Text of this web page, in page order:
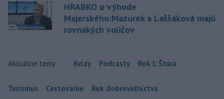
HRABKO o výhode
Majerského:Mazurek a Laššáková majú
rovnakých voličov
Aktuálne témy: Kvízy Podcasty Rok Ľ.Štúra
Turizmus Cestovanie Rok dobrovoľníctva